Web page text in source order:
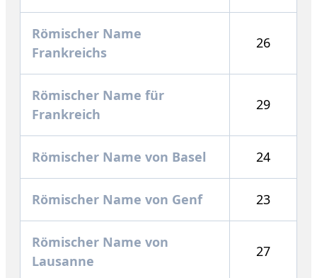
Römischer Name
Frankreichs
26
Römischer Name für
Frankreich
29
Römischer Name von Basel 24
Römischer Name von Genf 23
Römischer Name von
Lausanne
27